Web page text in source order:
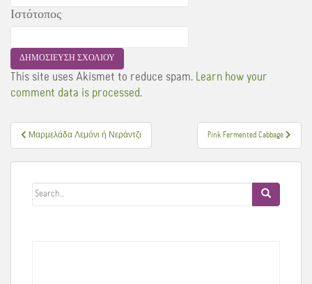
Ιστότοπος
This site uses Akismet to reduce spam. Learn how your
comment data is processed.
Πλοήγηση
άρθρων
Μαρμελάδα Λεμόνι ή Νεράντζι Pink Fermented Cabbage